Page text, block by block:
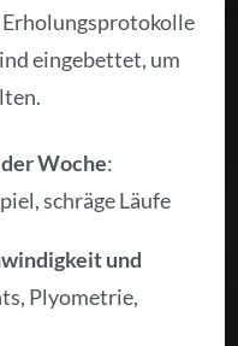
eingebettet, um
Woche:
schräge Läufe
und
Plyometrie,